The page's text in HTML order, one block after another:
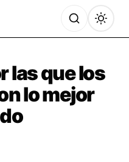
las que los
lo mejor